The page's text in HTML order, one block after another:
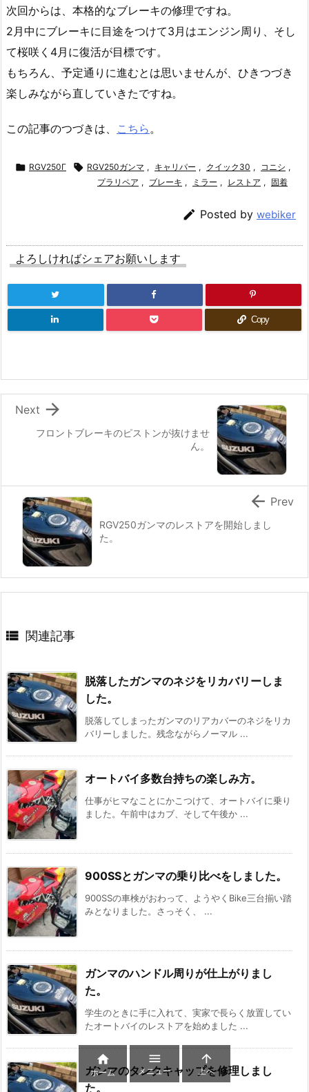
次回からは、本格的なブレーキの修理ですね。
2月中にブレーキに目途をつけて3月はエンジン周り、そし
て桜咲く4月に復活が目標です。
もちろん、予定通りに進むとは思いませんが、ひきつづき
楽しみながら直していきたですね。
この記事のつづきは、 こちら 。
 RGV250Γ  RGV250ガンマ , キャリパー , クイック30 , コニシ ,
プラリペア , ブレーキ , ミラー , レストア , 固着
 Posted by webiker
よろしければシェアお願いします
Copy
フロントブレーキのピストンが抜けませ
ん。

Next
RGV250ガンマのレストアを開始しまし
た。
 Prev
 関連記事
脱落したガンマのネジをリカバリーしま
した。
脱落してしまったガンマのリアカバーのネジをリカ
バリーしました。残念ながらノーマル ...
オートバイ多数台持ちの楽しみ方。
仕事がヒマなことにかこつけて、オートバイに乗り
ました。午前中はカブ、そして午後か ...
900SSとガンマの乗り比べをしました。
900SSの車検がおわって、ようやくBike三台揃い踏
みとなりました。さっそく、 ...
ガンマのハンドル周りが仕上がりまし
た。
学生のときに手に入れて、実家で長らく放置してい
たオートバイのレストアを始めました ...
ガンマのタンクキャップを修理しまし
た。

ホーム

メニュー

上へ